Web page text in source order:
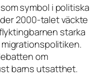
symbol i politiska
2000-talet väckte
starka
om
barns utsatthet.